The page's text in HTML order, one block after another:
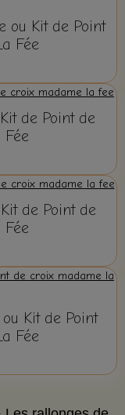
ou Kit de Point
Fée
de Point de
de Point de
Kit de Point
Fée